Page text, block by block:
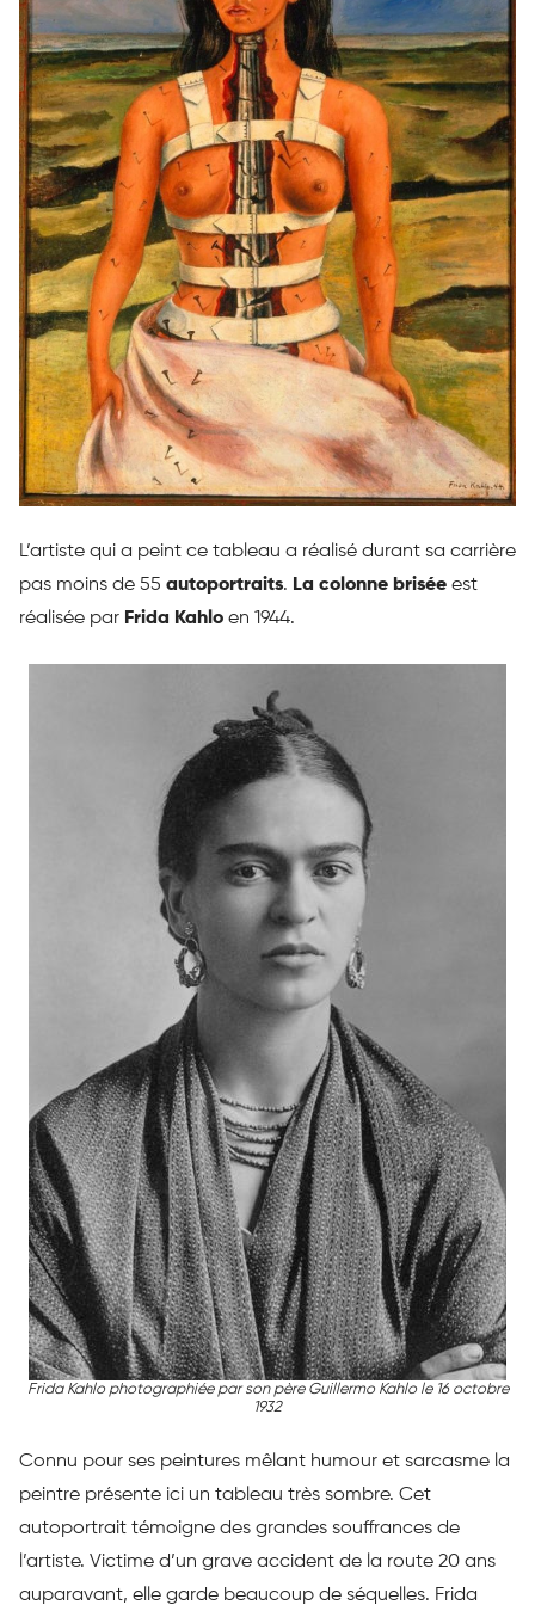
L’artiste qui a peint ce tableau a réalisé durant sa carrière
pas moins de 55 autoportraits. La colonne brisée est
réalisée par Frida Kahlo en 1944.
Frida Kahlo photographiée par son père Guillermo Kahlo le 16 octobre
1932
Connu pour ses peintures mêlant humour et sarcasme la
peintre présente ici un tableau très sombre. Cet
autoportrait témoigne des grandes souffrances de
l’artiste. Victime d’un grave accident de la route 20 ans
auparavant, elle garde beaucoup de séquelles. Frida